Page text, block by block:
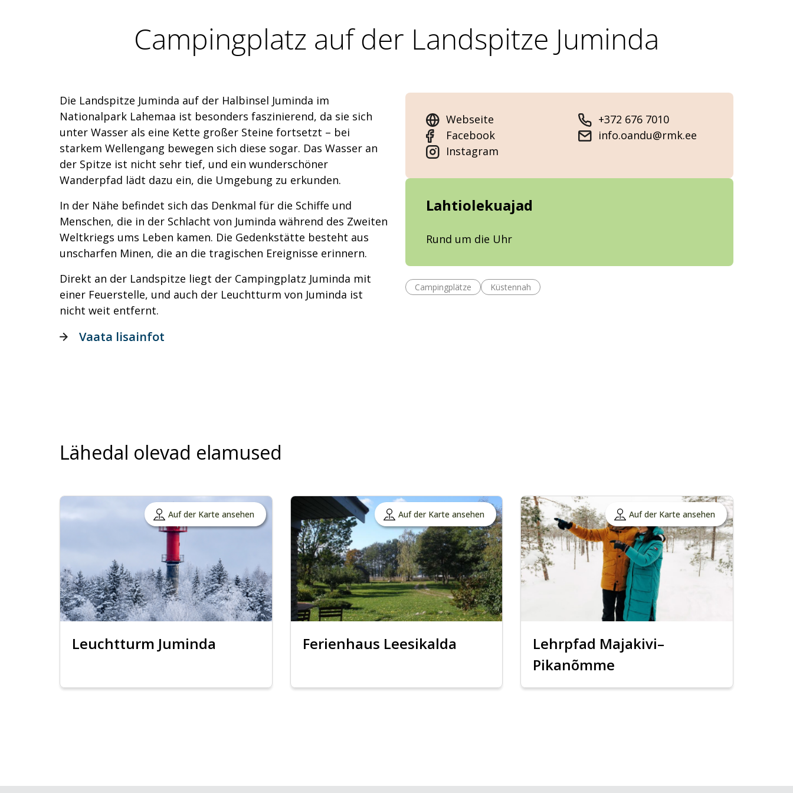
Campingplatz auf der Landspitze Juminda
Die Landspitze Juminda auf der Halbinsel Juminda im
Nationalpark Lahemaa ist besonders faszinierend, da sie sich
unter Wasser als eine Kette großer Steine fortsetzt – bei
starkem Wellengang bewegen sich diese sogar. Das Wasser an
der Spitze ist nicht sehr tief, und ein wunderschöner
Wanderpfad lädt dazu ein, die Umgebung zu erkunden.
In der Nähe befindet sich das Denkmal für die Schiffe und
Menschen, die in der Schlacht von Juminda während des Zweiten
Weltkriegs ums Leben kamen. Die Gedenkstätte besteht aus
unscharfen Minen, die an die tragischen Ereignisse erinnern.
Direkt an der Landspitze liegt der Campingplatz Juminda mit
einer Feuerstelle, und auch der Leuchtturm von Juminda ist
nicht weit entfernt.
Webseite
Facebook
Instagram
+372 676 7010
info.oandu@rmk.ee
Lahtiolekuajad
Rund um die Uhr
Campingplätze Küstennah
Vaata lisainfot
Lähedal olevad elamused
Auf der Karte ansehen
Leuchtturm Juminda
Auf der Karte ansehen
Ferienhaus Leesikalda
Auf der Karte ansehen
Lehrpfad Majakivi–
Pikanõmme